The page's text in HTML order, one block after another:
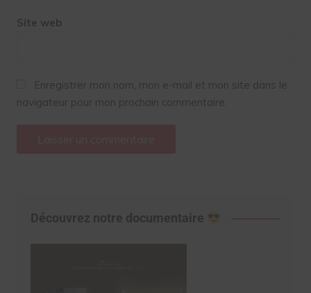
Site web
Enregistrer mon nom, mon e-mail et mon site dans le
navigateur pour mon prochain commentaire.
Découvrez notre documentaire